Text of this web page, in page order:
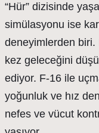
“Hür” dizisinde
simülasyonu ise
deneyimlerden
kez geleceğini
ediyor. F-16 ile
yoğunluk ve hız
nefes ve vücut